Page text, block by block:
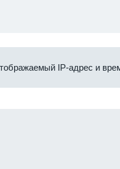
IP-адрес и